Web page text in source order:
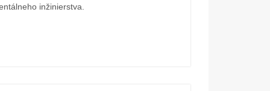
Vyhrabávací stroj na eLAD
inžinierstva.